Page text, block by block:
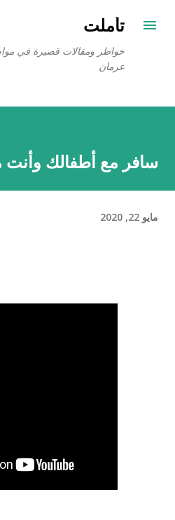
تأملت
خواطر ومقالات قصيرة في
عرمان
سافر مع أطفالك وأنت
مايو 22, 2020